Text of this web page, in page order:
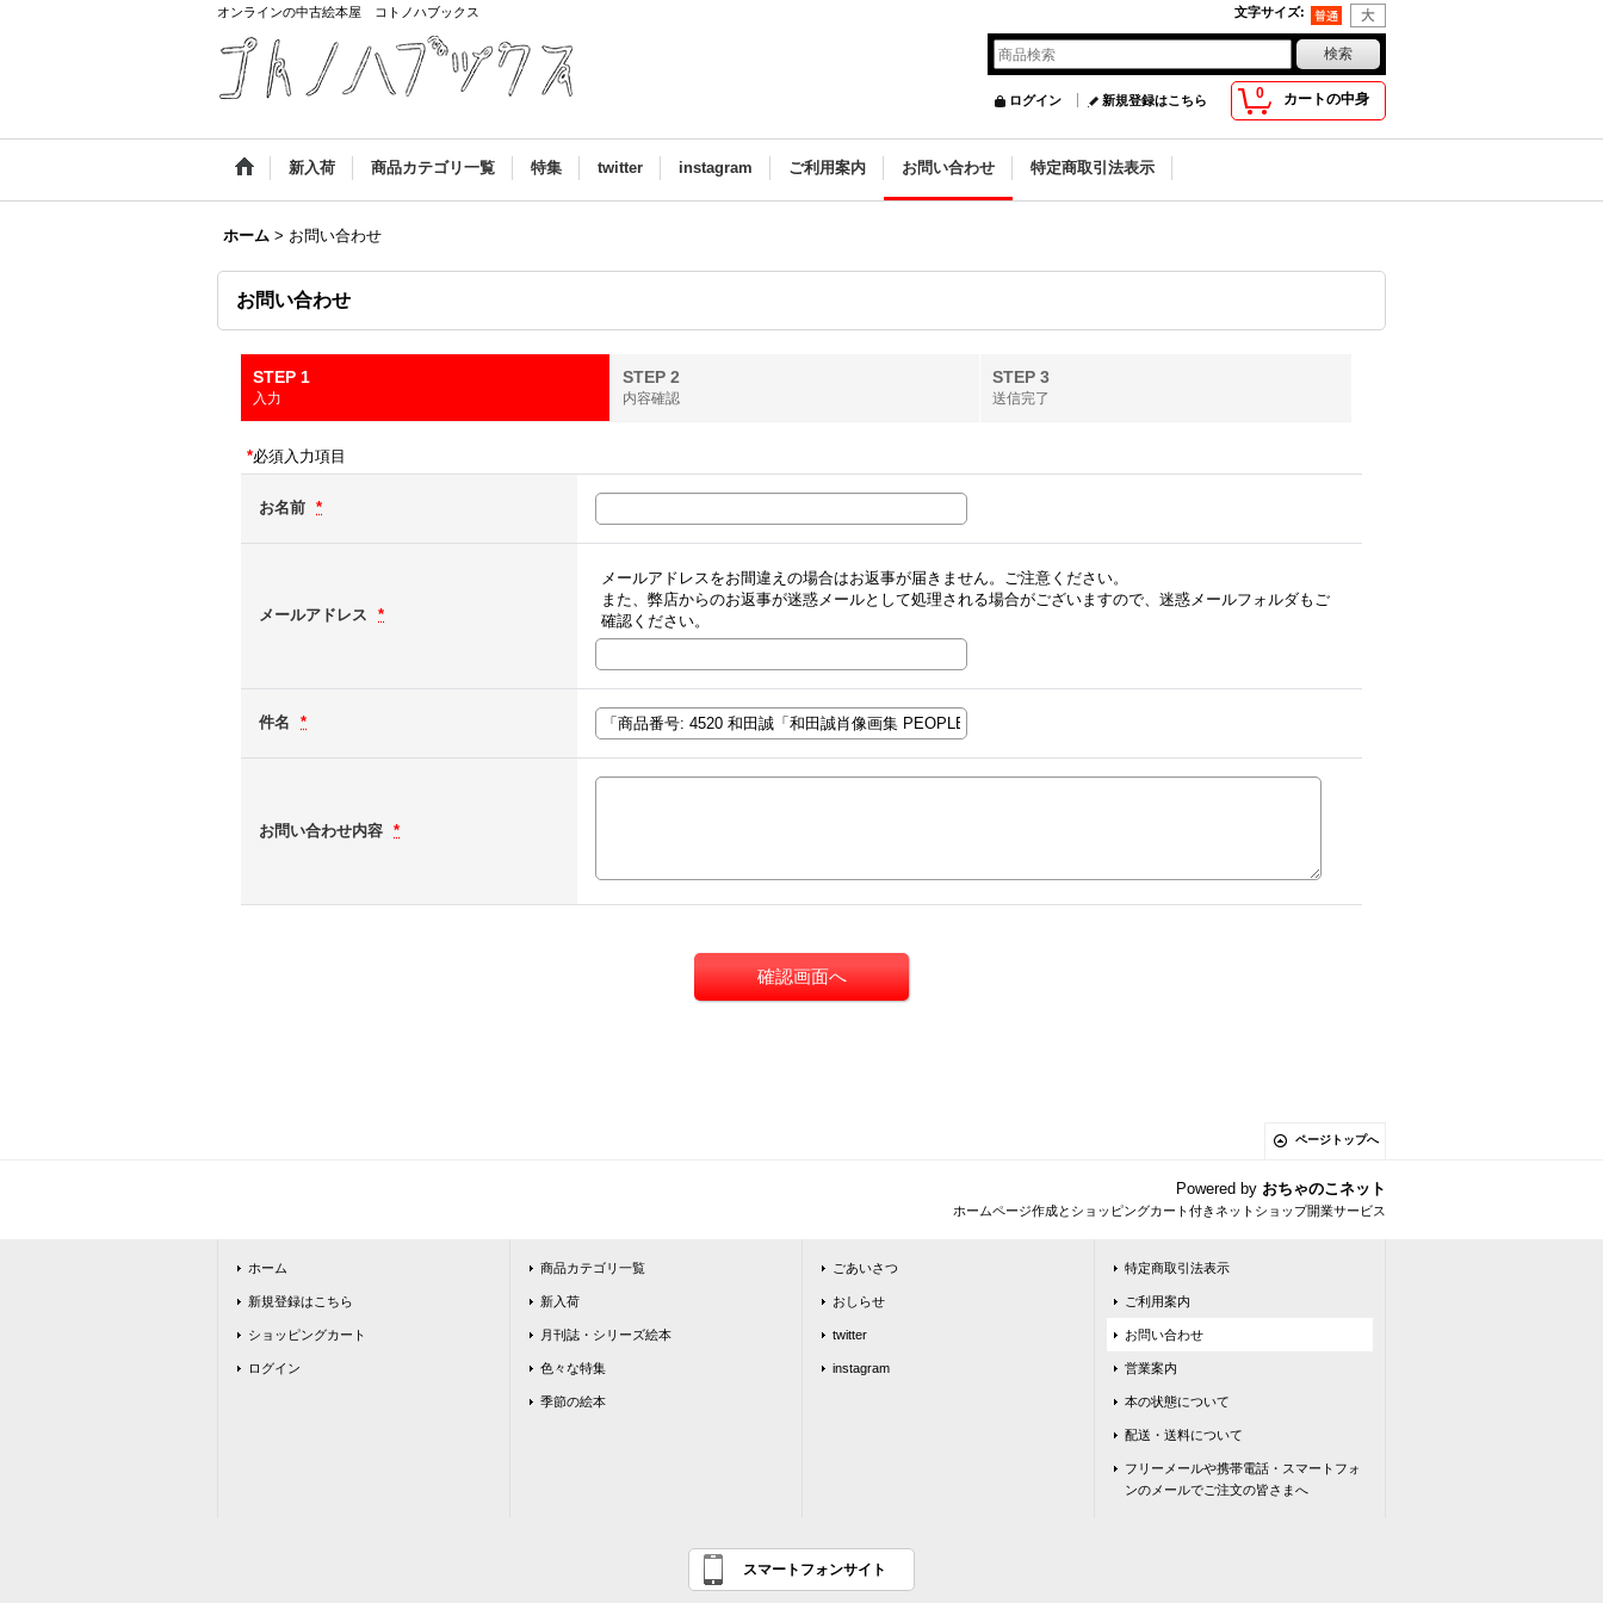
オンラインの中古絵本屋 コトノハブックス 文字サイズ:
0 カートの中身
ログイン 新規登録はこちら
新入荷 商品カテゴリ一覧 特集 twitter instagram ご利用案内 お問い合わせ 特定商取引法表示
ホーム > お問い合わせ
お問い合わせ
STEP 1
入力
STEP 2
内容確認
STEP 3
送信完了
*必須入力項目
お名前 *
メールアドレス *
メールアドレスをお間違えの場合はお返事が届きません。ご注意ください。
また、弊店からのお返事が迷惑メールとして処理される場合がございますので、迷惑メールフォルダもご
確認ください。
件名 *
お問い合わせ内容 *
ページトップへ
Powered by おちゃのこネット
ホームページ作成とショッピングカート付きネットショップ開業サービス
ホーム
新規登録はこちら
ショッピングカート
ログイン
商品カテゴリ一覧
新入荷
月刊誌・シリーズ絵本
色々な特集
季節の絵本
ごあいさつ
おしらせ
twitter
instagram
特定商取引法表示
ご利用案内
お問い合わせ
営業案内
本の状態について
配送・送料について
フリーメールや携帯電話・スマートフォ
ンのメールでご注文の皆さまへ
スマートフォンサイト